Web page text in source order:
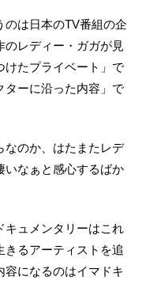
のは日本のTV番組の企
のレディー・ガガが見
けたプライベート」で
ターに沿った内容」で
なのか、はたまたレデ
いなぁと感心するばか
キュメンタリーはこれ
きるアーティストを追
容になるのはイマドキ